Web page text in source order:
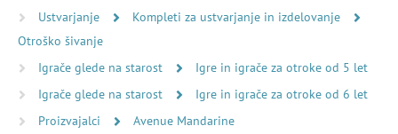
Ustvarjanje
Kompleti za ustvarjanje in izdelovanje
Otroško šivanje
Igrače glede na starost
Igre in igrače za otroke od 5 let
Igrače glede na starost
Igre in igrače za otroke od 6 let
Proizvajalci
Avenue Mandarine